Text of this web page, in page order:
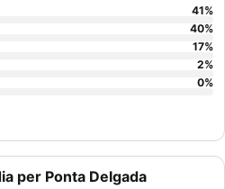
per Ponta Delgada
41%
40%
17%
2%
0%